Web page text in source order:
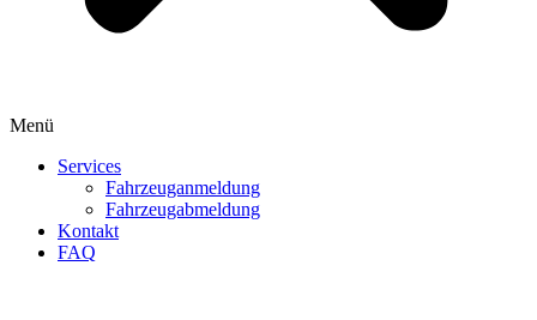
Menü
Services
Fahrzeuganmeldung
Fahrzeugabmeldung
Kontakt
FAQ